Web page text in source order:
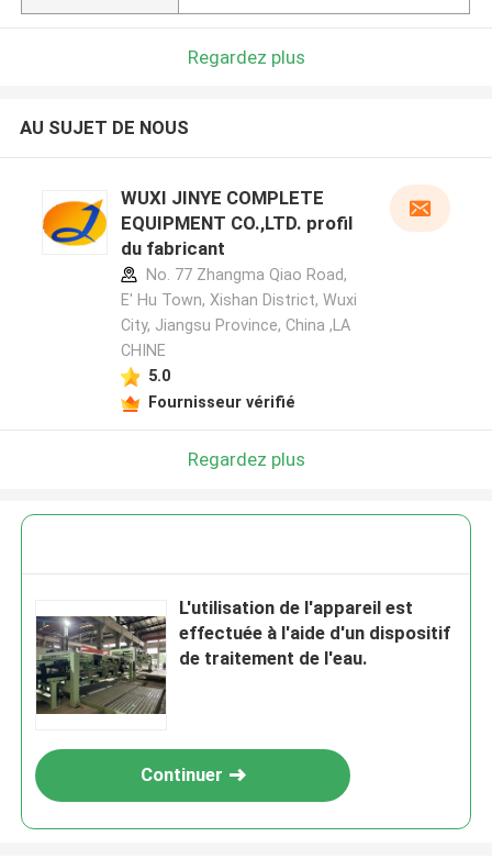
Regardez plus
AU SUJET DE NOUS
WUXI JINYE COMPLETE
EQUIPMENT CO.,LTD. profil
du fabricant
No. 77 Zhangma Qiao Road,
E' Hu Town, Xishan District, Wuxi
City, Jiangsu Province, China ,LA
CHINE
5.0
Fournisseur vérifié
Regardez plus
L'utilisation de l'appareil est
effectuée à l'aide d'un dispositif
de traitement de l'eau.
Continuer